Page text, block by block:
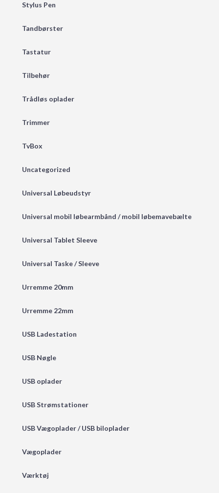
Stylus Pen
Tandbørster
Tastatur
Tilbehør
Trådløs oplader
Trimmer
TvBox
Uncategorized
Universal Løbeudstyr
Universal mobil løbearmbånd / mobil løbemavebælte
Universal Tablet Sleeve
Universal Taske / Sleeve
Urremme 20mm
Urremme 22mm
USB Ladestation
USB Nøgle
USB oplader
USB Strømstationer
USB Vægoplader / USB biloplader
Vægoplader
Værktøj